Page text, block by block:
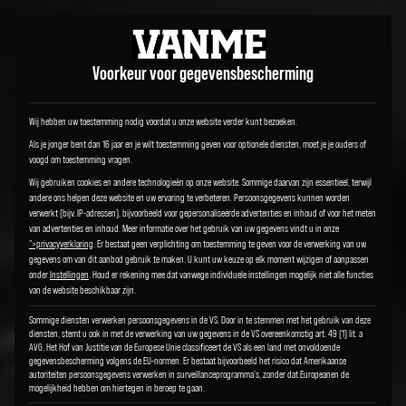
Voorkeur voor gegevensbescherming
Wij hebben uw toestemming nodig voordat u onze website verder kunt bezoeken.
Als je jonger bent dan 16 jaar en je wilt toestemming geven voor optionele diensten, moet je je ouders of
voogd om toestemming vragen.
Wij gebruiken cookies en andere technologieën op onze website. Sommige daarvan zijn essentieel, terwijl
andere ons helpen deze website en uw ervaring te verbeteren.Persoonsgegevens kunnen worden
verwerkt (bijv. IP-adressen), bijvoorbeeld voor gepersonaliseerde advertenties en inhoud of voor het meten
van advertenties en inhoud.Meer informatie over het gebruik van uw gegevens vindt u in onze
">privacyverklaring.Er bestaat geen verplichting om toestemming te geven voor de verwerking van uw
gegevens om van dit aanbod gebruik te maken.U kunt uw keuze op elk moment wijzigen of aanpassen
onderInstellingen.Houd er rekening mee dat vanwege individuele instellingen mogelijk niet alle functies
van de website beschikbaar zijn.
Sommige diensten verwerken persoonsgegevens in de VS. Door in te stemmen met het gebruik van deze
diensten, stemt u ook in met de verwerking van uw gegevens in de VS overeenkomstig art. 49 (1) lit. a
AVG. Het Hof van Justitie van de Europese Unie classificeert de VS als een land met onvoldoende
gegevensbescherming volgens de EU-normen. Er bestaat bijvoorbeeld het risico dat Amerikaanse
autoriteiten persoonsgegevens verwerken in surveillanceprogramma's, zonder dat Europeanen de
mogelijkheid hebben om hiertegen in beroep te gaan.